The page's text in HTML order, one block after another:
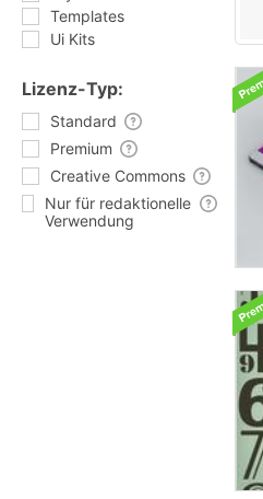
Templates
Ui Kits
Lizenz-Typ:
Standard
Premium
Creative Commons
Nur für redaktionelle
Verwendung